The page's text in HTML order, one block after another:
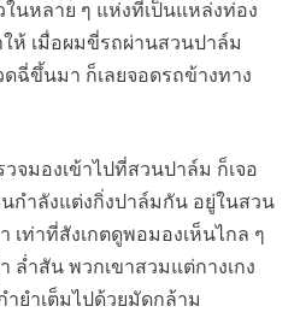
นหลาย ๆ แห่งที่เป็นแหล่งท่อง
ให้ เมื่อผมขี่รถผ่านสวนปาล์ม
ฉี่ขึ้นมา ก็เลยจอดรถข้างทาง
จมองเข้าไปที่สวนปาล์ม ก็เจอ
กำลังแต่งกิ่งปาล์มกัน อยู่ในสวน
เท่าที่สังเกตดูพอมองเห็นไกล ๆ
ล่ำสัน พวกเขาสวมแต่กางเกง
ยำเต็มไปด้วยมัดกล้าม